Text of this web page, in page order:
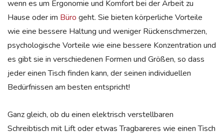
wenn es um Ergonomie und Komfort bei der Arbeit zu
Hause oder im Büro geht. Sie bieten körperliche Vorteile
wie eine bessere Haltung und weniger Rückenschmerzen,
psychologische Vorteile wie eine bessere Konzentration und
es gibt sie in verschiedenen Formen und Größen, so dass
jeder einen Tisch finden kann, der seinen individuellen
Bedürfnissen am besten entspricht!
Ganz gleich, ob du einen elektrisch verstellbaren
Schreibtisch mit Lift oder etwas Tragbareres wie einen Tisch